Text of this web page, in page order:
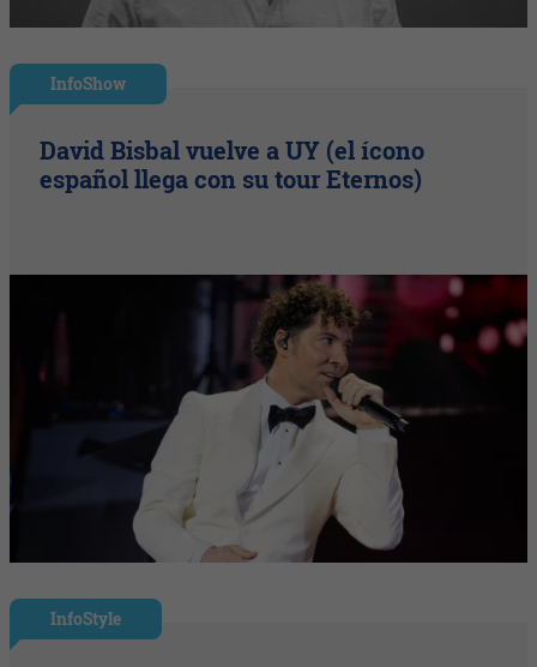
InfoShow
David Bisbal vuelve a UY (el ícono
español llega con su tour Eternos)
InfoStyle